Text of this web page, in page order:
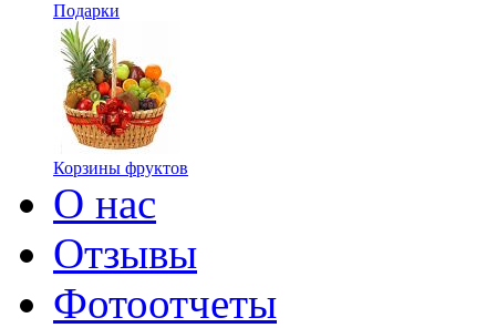
Подарки
Корзины фруктов
О нас
Отзывы
Фотоотчеты